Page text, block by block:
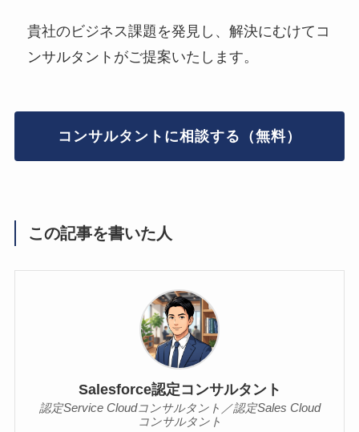
貴社のビジネス課題を発見し、解決にむけてコ
ンサルタントがご提案いたします。
コンサルタントに相談する（無料）
この記事を書いた人
Salesforce認定コンサルタント
認定Service Cloudコンサルタント／認定Sales Cloud
コンサルタント